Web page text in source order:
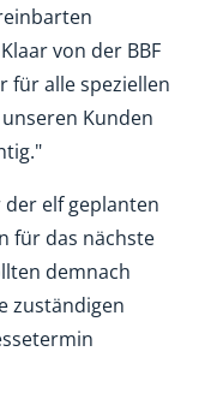
von der BBF
für alle speziellen
Kunden
elf geplanten
für das nächste
demnach
zuständigen